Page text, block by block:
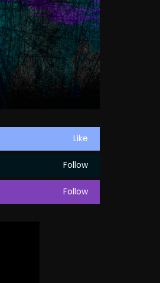
Like
Follow
Follow